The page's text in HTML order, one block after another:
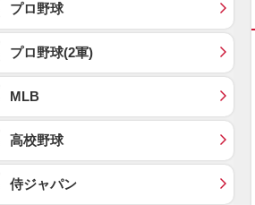
プロ野球
プロ野球(2軍)
MLB
高校野球
侍ジャパン